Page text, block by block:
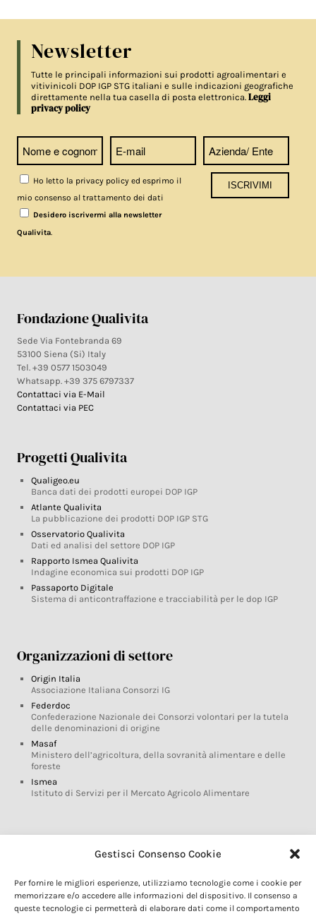
Gestisci Consenso Cookie
Per fornire le migliori esperienze, utilizziamo tecnologie come i cookie per
memorizzare e/o accedere alle informazioni del dispositivo. Il consenso a
queste tecnologie ci permetterà di elaborare dati come il comportamento
Newsletter
Tutte le principali informazioni sui prodotti agroalimentari e
vitivinicoli DOP IGP STG italiani e sulle indicazioni geografiche
direttamente nella tua casella di posta elettronica.Leggi
privacy policy
Ho letto la privacy policy ed esprimo il
mio consenso al trattamento dei dati
Desidero iscrivermi alla newsletter
Qualivita.
Fondazione Qualivita
Sede Via Fontebranda 69
53100 Siena (Si) Italy
Tel. +39 0577 1503049
Whatsapp. +39 375 6797337
Contattaci via E-Mail
Contattaci via PEC
Progetti Qualivita
Qualigeo.eu
Banca dati dei prodotti europei DOP IGP
Atlante Qualivita
La pubblicazione dei prodotti DOP IGP STG
Osservatorio Qualivita
Dati ed analisi del settore DOP IGP
Rapporto Ismea Qualivita
Indagine economica sui prodotti DOP IGP
Passaporto Digitale
Sistema di anticontraffazione e tracciabilità per le dop IGP
Organizzazioni di settore
Origin Italia
Associazione Italiana Consorzi IG
Federdoc
Confederazione Nazionale dei Consorzi volontari per la tutela
delle denominazioni di origine
Masaf
Ministero dell’agricoltura, della sovranità alimentare e delle
foreste
Ismea
Istituto di Servizi per il Mercato Agricolo Alimentare
Glossario DOP IGP
Marchi DOP IGP
Normativa prodotti DOP IGP